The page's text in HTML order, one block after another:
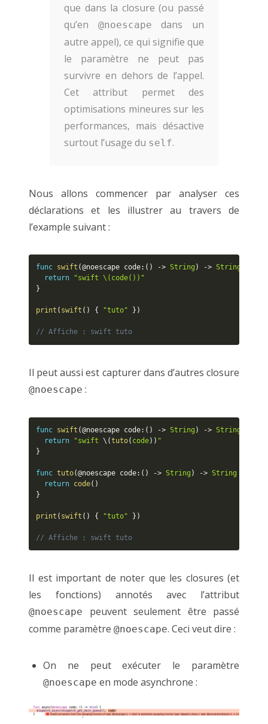
que dans la closure (ou passé
qu’en @noescape
dans un
autre appel), ce qui signifie que
le paramètre ne peut pas
survivre en dehors de l’appel.
Cet attribut permet des
optimisations mineures sur les
performances, mais désactive
surtout l’usage du self.
Nous allons commencer par analyser ces
déclarations et les illustrer au travers de
l’example suivant :
func swift (@noescape code: ( ) -> String ) -> String
return "swift \(code())"
}
print ( swift ( ) { "tuto" } )
// Affiche : swift tuto
Il peut aussi est capturer dans d’autres closure
@noescape :
func swift (@noescape code: ( ) -> String ) -> String
return "swift \(tuto( code) ) "
}
func tuto(@noescape code: ( ) -> String ) -> String
return code( )
}
print ( swift ( ) { "tuto" } )
// Affiche : swift tuto
Il est important de noter que les closures (et
les fonctions) annotés avec l’attribut
@noescape
peuvent seulement être passé
comme paramètre @noescape. Ceci veut dire :
On ne peut exécuter le paramètre
@noescape en mode asynchrone :